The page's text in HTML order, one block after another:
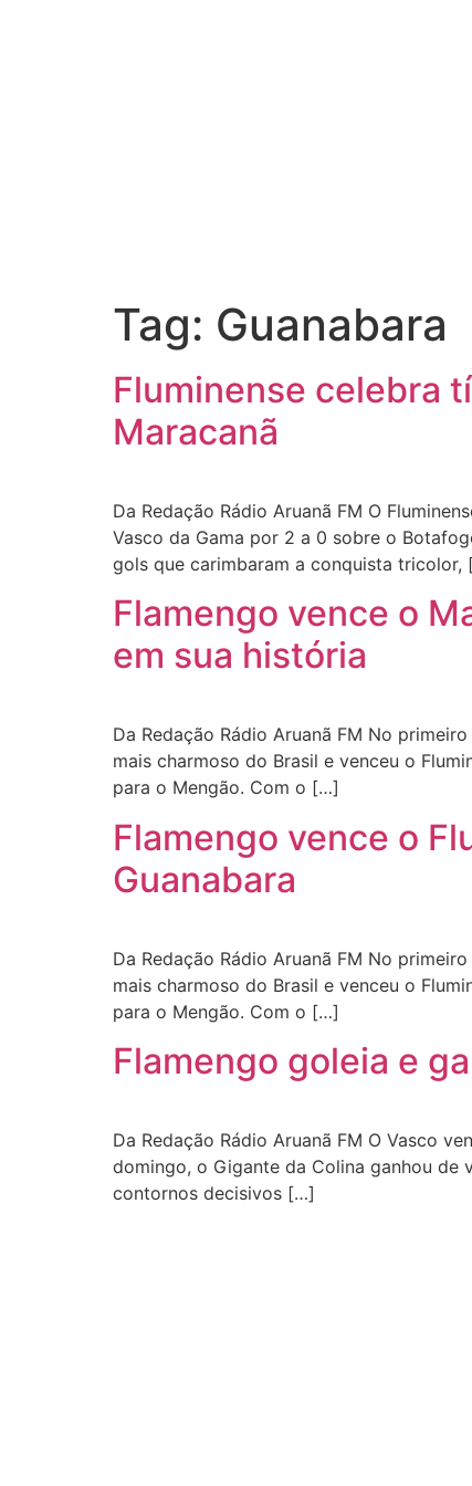
Tag: Guanabara
Fluminense celebra
Maracanã
Da Redação Rádio Aruanã FM O
Vasco da Gama por 2 a 0 sobre o
gols que carimbaram a conquista tricolor,
Flamengo vence o
em sua história
Da Redação Rádio Aruanã FM No
mais charmoso do Brasil e venceu o
para o Mengão. Com o […]
Flamengo vence o
Guanabara
Da Redação Rádio Aruanã FM No
mais charmoso do Brasil e venceu o
para o Mengão. Com o […]
Flamengo goleia e
Da Redação Rádio Aruanã FM O Vasco
domingo, o Gigante da Colina ganhou de
contornos decisivos […]